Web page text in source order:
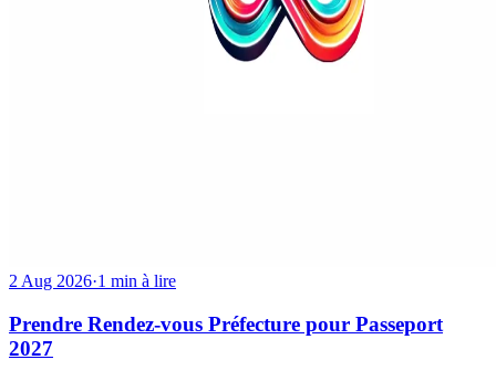
2 Aug 2026·1 min à lire
Prendre Rendez-vous Préfecture pour Passeport
2027